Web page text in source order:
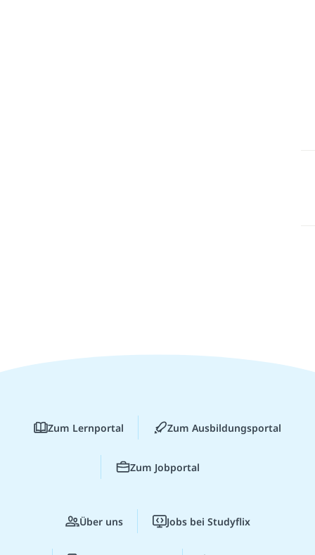
Zum Lernportal Zum Ausbildungsportal
Zum Jobportal
Über uns Jobs bei Studyflix